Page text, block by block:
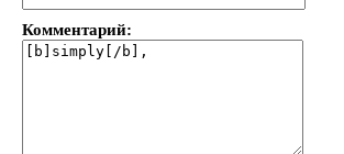
Комментарий: